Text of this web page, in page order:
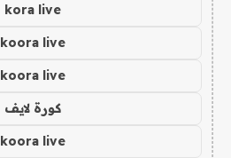
kora live
koora live
koora live
كورة لايف
koora live